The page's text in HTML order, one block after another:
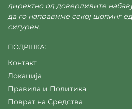
директно од доверливите
да го направиме секој шопинг
сигурен.
ПОДРШКА:
Контакт
Локација
Правила и Политика
Поврат на Средства